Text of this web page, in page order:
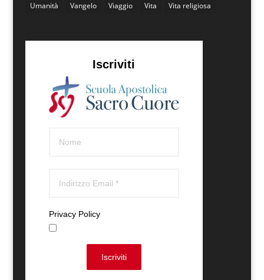
Umanità
Vangelo Viaggio Vita Vita religiosa
Iscriviti
Privacy Policy
Iscriviti